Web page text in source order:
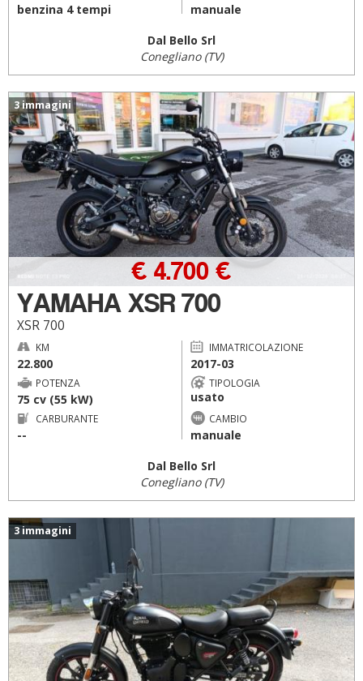
benzina 4 tempi manuale
Dal Bello Srl
Conegliano (TV)
3 immagini
YAMAHA XSR 700
XSR 700
€ 4.700 €
KM
22.800
IMMATRICOLAZIONE
2017-03
POTENZA
75 cv (55 kW)
TIPOLOGIA
usato
CARBURANTE
--
CAMBIO
manuale
Dal Bello Srl
Conegliano (TV)
3 immagini